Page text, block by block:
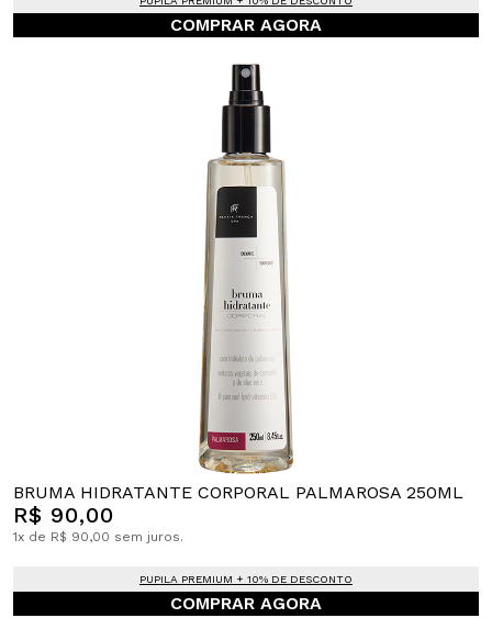
COMPRAR AGORA
BRUMA HIDRATANTE CORPORAL PALMAROSA 250ML
R$ 90,00
1x de R$ 90,00 sem juros.
PUPILA PREMIUM + 10% DE DESCONTO
COMPRAR AGORA